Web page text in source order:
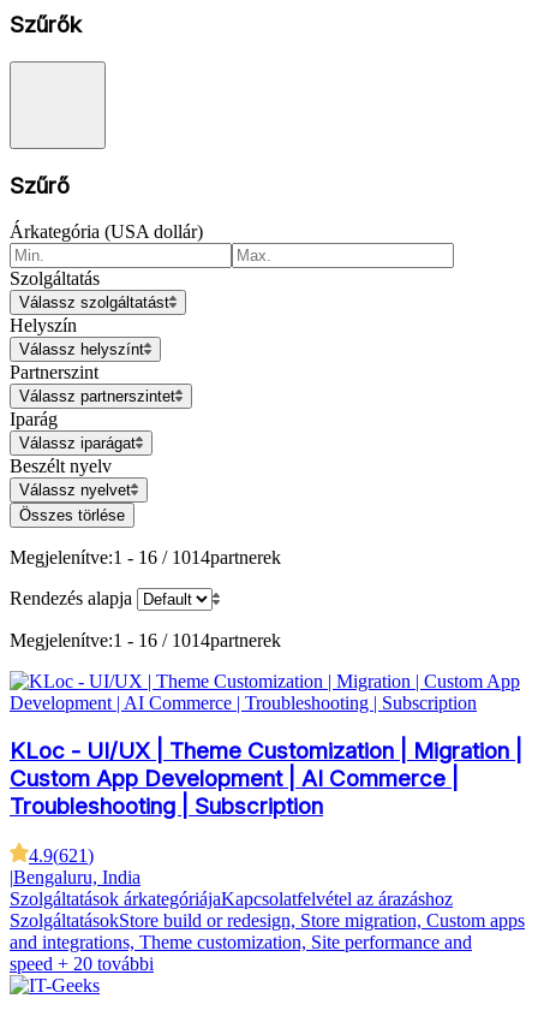
Szűrők
Szűrő
Árkategória (USA dollár)
Szolgáltatás
Válassz szolgáltatást
Helyszín
Válassz helyszínt
Partnerszint
Válassz partnerszintet
Iparág
Válassz iparágat
Beszélt nyelv
Válassz nyelvet
Összes törlése
Megjelenítve:1 - 16 / 1014partnerek
Rendezés alapja
Megjelenítve:1 - 16 / 1014partnerek
KLoc - UI/UX | Theme Customization | Migration |
Custom App Development | AI Commerce |
Troubleshooting | Subscription
4.9(621)
|Bengaluru, India
Szolgáltatások árkategóriájaKapcsolatfelvétel az árazáshoz
SzolgáltatásokStore build or redesign, Store migration, Custom apps
and integrations, Theme customization, Site performance and
speed + 20 további